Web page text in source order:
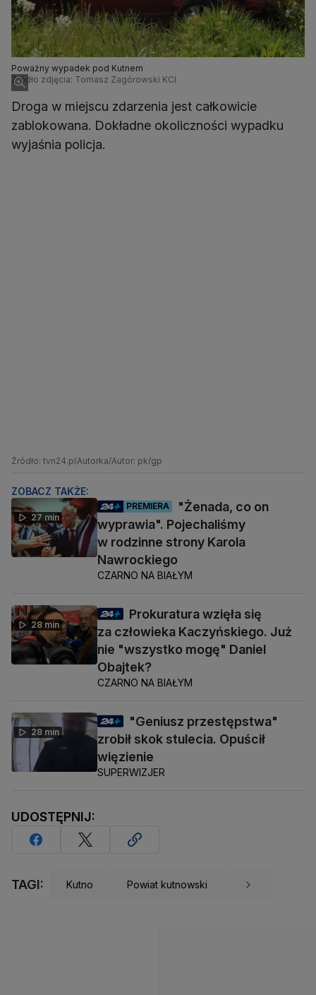
Poważny wypadek pod Kutnem
Źródło zdjęcia: Tomasz Zagórowski KCI
Droga w miejscu zdarzenia jest całkowicie
zablokowana. Dokładne okoliczności wypadku
wyjaśnia policja.
Źródło: tvn24.pl Autorka/Autor: pk/gp
ZOBACZ TAKŻE:
27 min
PREMIERA
"Żenada, co on
wyprawia". Pojechaliśmy
w rodzinne strony Karola
Nawrockiego
CZARNO NA BIAŁYM
28 min
Prokuratura wzięła się
za człowieka Kaczyńskiego. Już
nie "wszystko mogę" Daniel
Obajtek?
CZARNO NA BIAŁYM
28 min
"Geniusz przestępstwa"
zrobił skok stulecia. Opuścił
więzienie
SUPERWIZJER
UDOSTĘPNIJ:
TAGI: Kutno Powiat kutnowski